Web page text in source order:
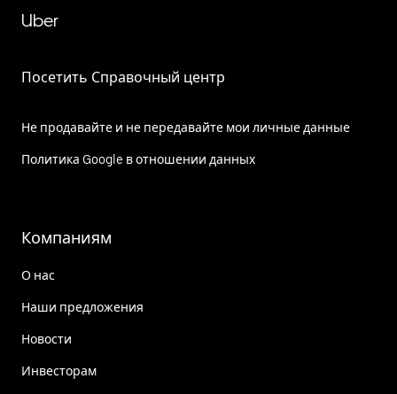
Uber
Посетить Справочный центр
Не продавайте и не передавайте мои личные данные
Политика Google в отношении данных
Компаниям
О нас
Наши предложения
Новости
Инвесторам